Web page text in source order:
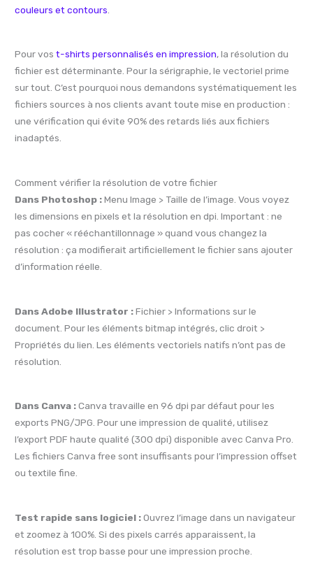
couleurs et contours
Pour vost-shirts personnalisés en impression, la résolution du
fichier est déterminante. Pour la sérigraphie, le vectoriel prime
sur tout. C’est pourquoi nous demandons systématiquement les
fichiers sources à nos clients avant toute mise en production :
une vérification qui évite 90% des retards liés aux fichiers
inadaptés.
Comment vérifier la résolution de votre fichier
Dans Photoshop :Menu Image > Taille de l’image. Vous voyez
les dimensions en pixels et la résolution en dpi. Important : ne
pas cocher « rééchantillonnage » quand vous changez la
résolution : ça modifierait artificiellement le fichier sans ajouter
d’information réelle.
Dans Adobe Illustrator :Fichier > Informations sur le
document. Pour les éléments bitmap intégrés, clic droit >
Propriétés du lien. Les éléments vectoriels natifs n’ont pas de
résolution.
Dans Canva :Canva travaille en 96 dpi par défaut pour les
exports PNG/JPG. Pour une impression de qualité, utilisez
l’export PDF haute qualité (300 dpi) disponible avec Canva Pro.
Les fichiers Canva free sont insuffisants pour l’impression offset
ou textile fine.
Test rapide sans logiciel :Ouvrez l’image dans un navigateur
et zoomez à 100%. Si des pixels carrés apparaissent, la
résolution est trop basse pour une impression proche.